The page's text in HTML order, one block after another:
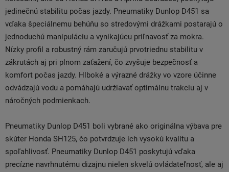
jedinečnú stabilitu počas jazdy. Pneumatiky Dunlop D451 sa
vďaka špeciálnemu behúňu so stredovými drážkami postarajú o
jednoduchú manipuláciu a vynikajúcu priľnavosť za mokra.
Nízky profil a robustný rám zaručujú prvotriednu stabilitu v
zákrutách aj pri plnom zaťažení, čo zvyšuje bezpečnosť a
komfort počas jazdy. Hlboké a výrazné drážky vo vzore účinne
odvádzajú vodu a pomáhajú udržiavať optimálnu trakciu aj v
náročných podmienkach.
Pneumatiky Dunlop D451 boli vybrané ako originálna výbava pre
skúter Honda SH125, čo potvrdzuje ich vysokú kvalitu a
spoľahlivosť. Pneumatiky Dunlop D451 poskytujú vďaka
precízne navrhnutému dizajnu nielen skvelú ovládateľnosť, ale aj